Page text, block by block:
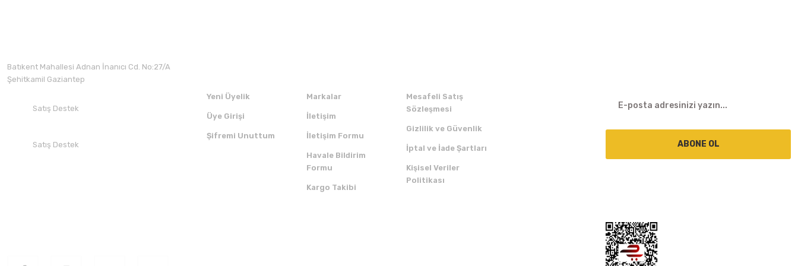
Batıkent Mahallesi Adnan İnanıcı Cd. No:27/A
Şehitkamil Gaziantep
Satış Destek
Satış Destek
Yeni Üyelik
Üye Girişi
Şifremi Unuttum
Markalar
İletişim
İletişim Formu
Havale Bildirim
Formu
Kargo Takibi
Mesafeli Satış
Sözleşmesi
Gizlilik ve Güvenlik
İptal ve İade Şartları
Kişisel Veriler
Politikası
ABONE OL